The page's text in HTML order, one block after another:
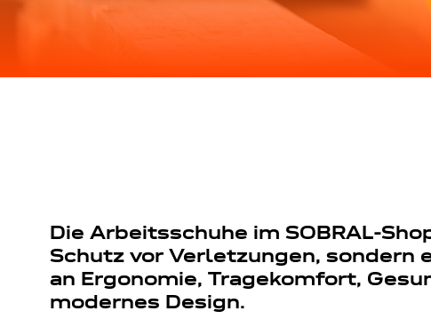
Die Arbeitsschuhe im SOBRAL-
Schutz vor Verletzungen, sondern
an Ergonomie, Tragekomfort,
modernes Design.